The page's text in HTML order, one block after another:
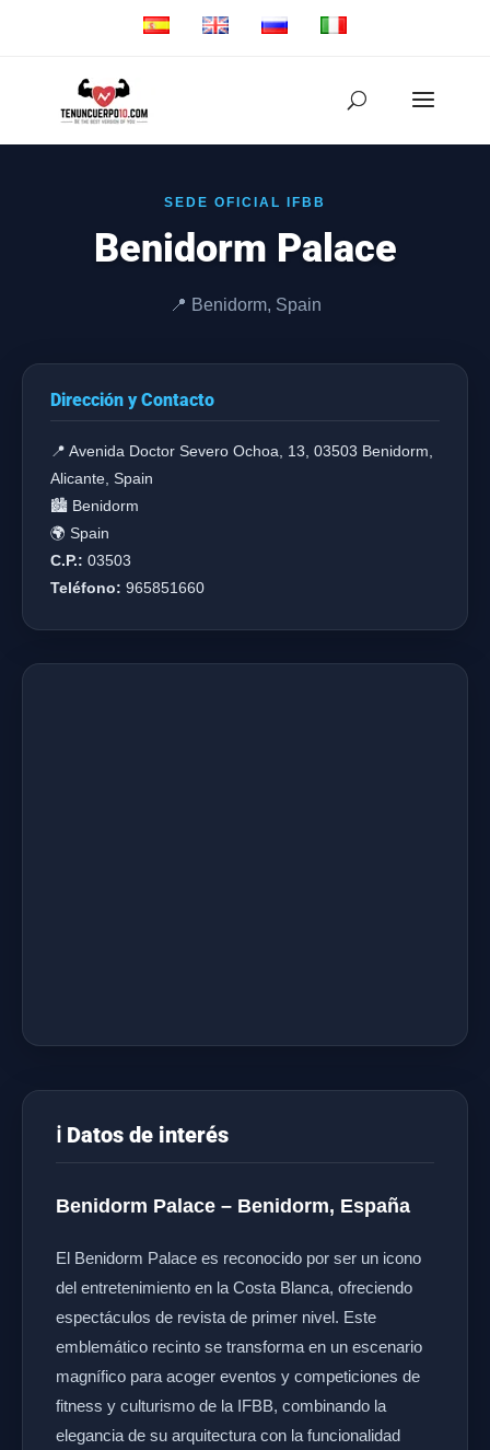
SEDE OFICIAL IFBB
Benidorm Palace
📍 Benidorm, Spain
Dirección y Contacto
📍 Avenida Doctor Severo Ochoa, 13, 03503 Benidorm,
Alicante, Spain
🏙️ Benidorm
🌍 Spain
C.P.: 03503
Teléfono: 965851660
ℹ️ Datos de interés
Benidorm Palace – Benidorm, España
El Benidorm Palace es reconocido por ser un icono
del entretenimiento en la Costa Blanca, ofreciendo
espectáculos de revista de primer nivel. Este
emblemático recinto se transforma en un escenario
magnífico para acoger eventos y competiciones de
fitness y culturismo de la IFBB, combinando la
elegancia de su arquitectura con la funcionalidad